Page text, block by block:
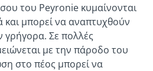
του Peyronie κυμαίνονται
μπορεί να αναπτυχθούν
γρήγορα. Σε πολλές
με την πάροδο του
στο πέος μπορεί να